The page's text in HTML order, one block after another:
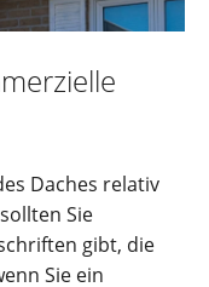
Daches relativ
Sie
gibt, die
Sie ein